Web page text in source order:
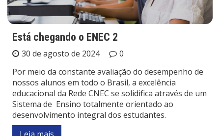
Está chegando o ENEC 2
30 de agosto de 2024
0
Por meio da constante avaliação do desempenho de
nossos alunos em todo o Brasil, a excelência
educacional da Rede CNEC se solidifica através de um
Sistema de Ensino totalmente orientado ao
desenvolvimento integral dos estudantes.